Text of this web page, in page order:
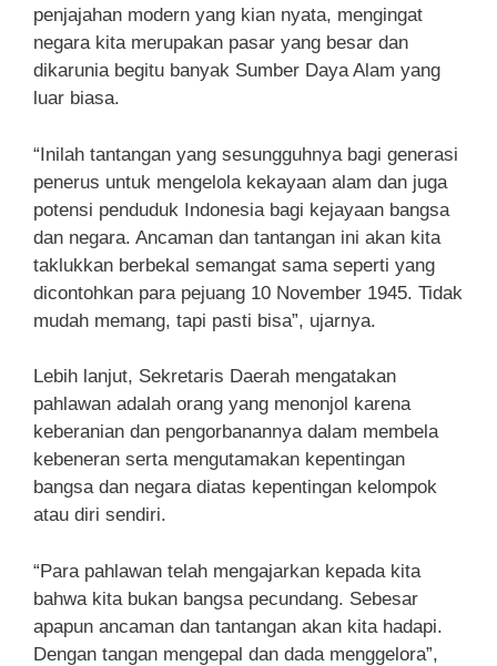
penjajahan modern yang kian nyata, mengingat
negara kita merupakan pasar yang besar dan
dikarunia begitu banyak Sumber Daya Alam yang
luar biasa.
“Inilah tantangan yang sesungguhnya bagi generasi
penerus untuk mengelola kekayaan alam dan juga
potensi penduduk Indonesia bagi kejayaan bangsa
dan negara. Ancaman dan tantangan ini akan kita
taklukkan berbekal semangat sama seperti yang
dicontohkan para pejuang 10 November 1945. Tidak
mudah memang, tapi pasti bisa”, ujarnya.
Lebih lanjut, Sekretaris Daerah mengatakan
pahlawan adalah orang yang menonjol karena
keberanian dan pengorbanannya dalam membela
kebeneran serta mengutamakan kepentingan
bangsa dan negara diatas kepentingan kelompok
atau diri sendiri.
“Para pahlawan telah mengajarkan kepada kita
bahwa kita bukan bangsa pecundang. Sebesar
apapun ancaman dan tantangan akan kita hadapi.
Dengan tangan mengepal dan dada menggelora”,